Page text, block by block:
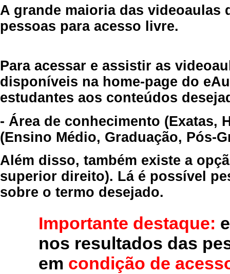
A grande maioria das videoaulas
pessoas para acesso livre.
Para acessar e assistir as
disponíveis na home-page do
estudantes aos conteúdos
- Área de conhecimento (Exatas,
(Ensino Médio, Graduação, Pós-
Além disso, também existe a
superior direito). Lá é possível
sobre o termo desejado.
Importante destaque:
nos resultados das
em condição de